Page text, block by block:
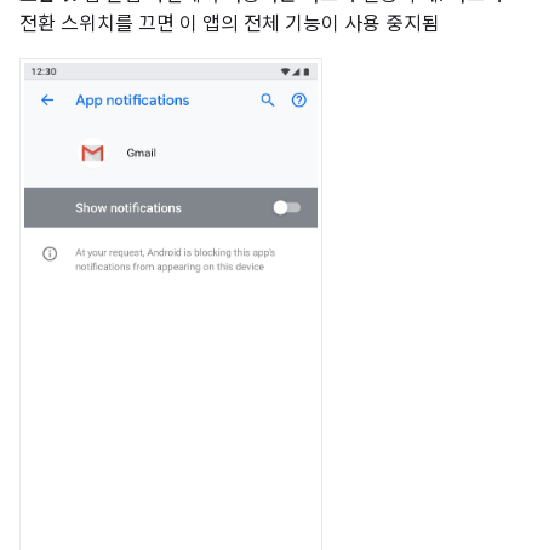
전환 스위치를 끄면 이 앱의 전체 기능이 사용 중지됨